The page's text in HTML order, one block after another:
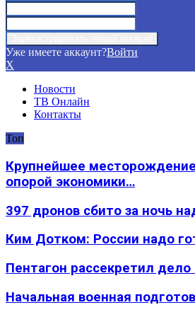
Уже имеете аккаунт?Войти
X
Новости
ТВ Онлайн
Контакты
Топ
Крупнейшее
опорой экономики…
397 дронов сбито за ночь
Ким Дотком: России надо
Пентагон рассекретил
Начальная военная